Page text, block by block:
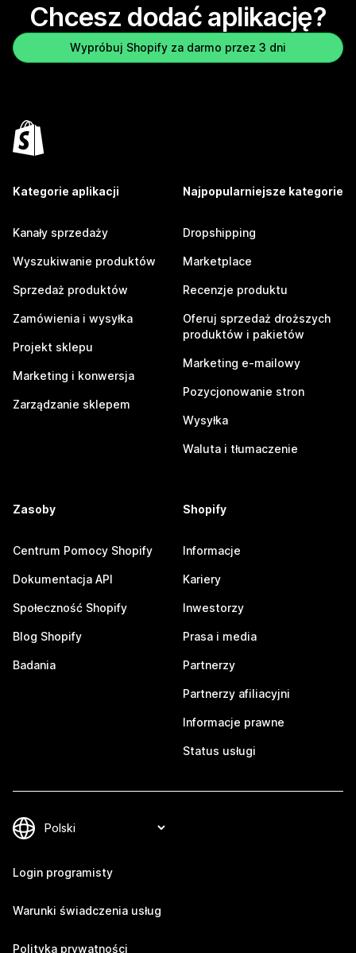
Chcesz dodać aplikację?
Wypróbuj Shopify za darmo przez 3 dni
Kategorie aplikacji
Kanały sprzedaży
Wyszukiwanie produktów
Sprzedaż produktów
Zamówienia i wysyłka
Projekt sklepu
Marketing i konwersja
Zarządzanie sklepem
Najpopularniejsze kategorie
Dropshipping
Marketplace
Recenzje produktu
Oferuj sprzedaż droższych
produktów i pakietów
Marketing e-mailowy
Pozycjonowanie stron
Wysyłka
Waluta i tłumaczenie
Zasoby
Centrum Pomocy Shopify
Dokumentacja API
Społeczność Shopify
Blog Shopify
Badania
Shopify
Informacje
Kariery
Inwestorzy
Prasa i media
Partnerzy
Partnerzy afiliacyjni
Informacje prawne
Status usługi
Login programisty
Warunki świadczenia usług
Polityka prywatności